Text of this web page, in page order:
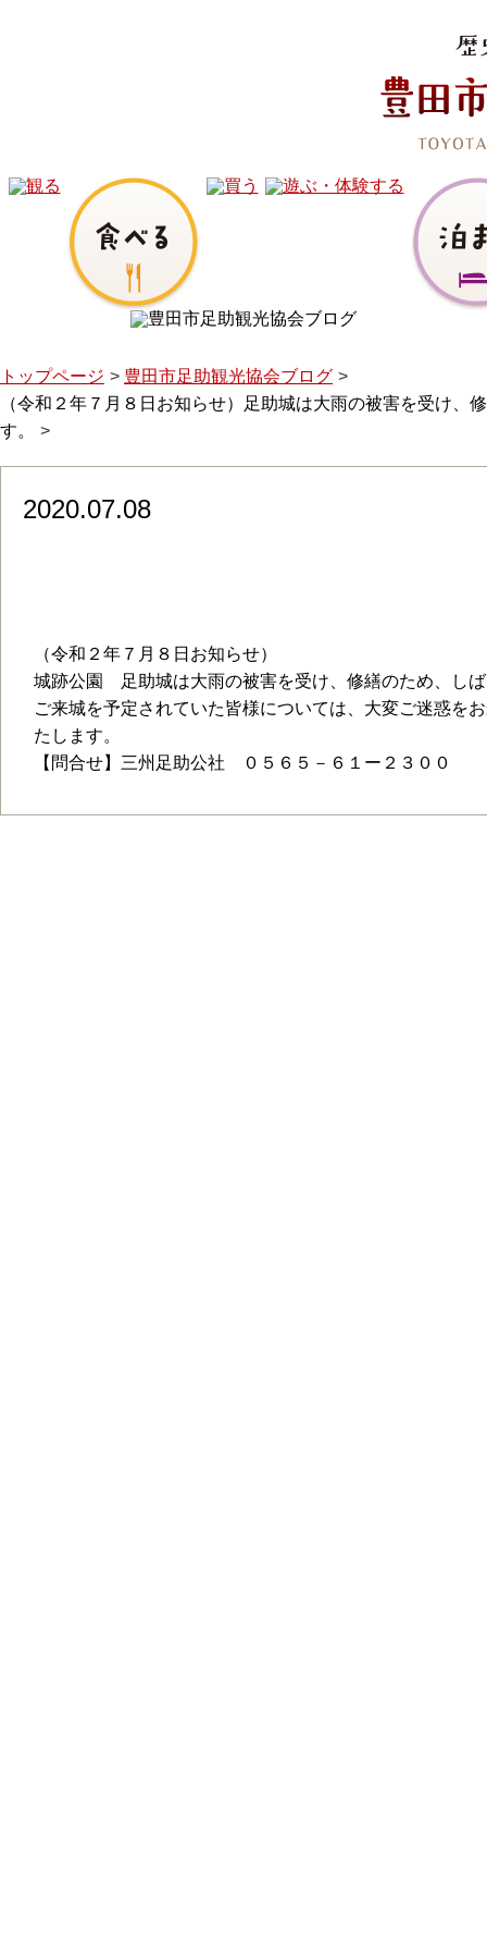
トップページ
豊田市足助観光協会ブログ
（令和２年７月８日お知らせ）足助城は大雨の被害を受け、
す。
2020.07.08
（令和２年７月８日お知らせ）
城跡公園 足助城は大雨の被害を受け、修繕のため、し
ご来城を予定されていた皆様については、大変ご迷惑を
たします。
【問合せ】三州足助公社 ０５６５－６１ー２３００